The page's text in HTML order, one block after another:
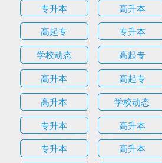
专升本
高升本
高起专
专升本
学校动态
高起专
高升本
高起专
高升本
学校动态
专升本
高升本
专升本
高升本